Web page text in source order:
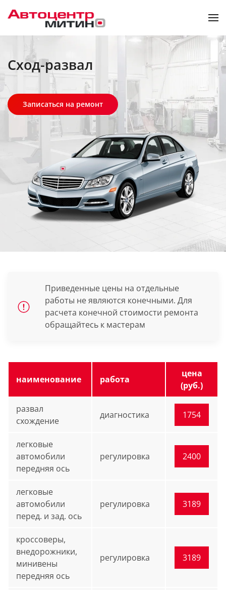
Skip to main content
Сход-развал
Записаться на ремонт
Приведенные цены на отдельные
работы не являются конечными. Для
расчета конечной стоимости ремонта
обращайтесь к мастерам
наименование работа
цена
(руб.)
развал
схождение
диагностика 1754
легковые
автомобили
передняя ось
регулировка 2400
легковые
автомобили
перед. и зад. ось
регулировка 3189
кроссоверы,
внедорожники,
минивены
передняя ось
регулировка 3189